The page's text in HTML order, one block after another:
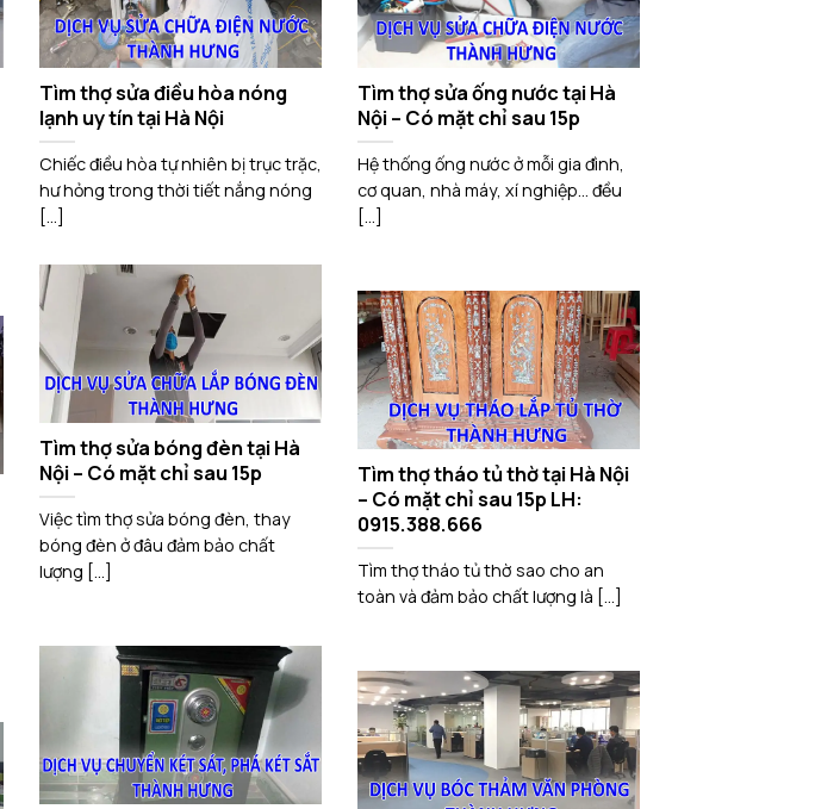
Tìm thợ sửa điều hòa nóng
lạnh uy tín tại Hà Nội
Chiếc điều hòa tự nhiên bị trục trặc,
hư hỏng trong thời tiết nắng nóng
[...]
Tìm thợ sửa ống nước tại Hà
Nội – Có mặt chỉ sau 15p
Hệ thống ống nước ở mỗi gia đình,
cơ quan, nhà máy, xí nghiệp… đều
[...]
Tìm thợ sửa bóng đèn tại Hà
Nội – Có mặt chỉ sau 15p
Việc tìm thợ sửa bóng đèn, thay
bóng đèn ở đâu đảm bảo chất
lượng [...]
Tìm thợ tháo tủ thờ tại Hà Nội
– Có mặt chỉ sau 15p LH:
0915.388.666
Tìm thợ tháo tủ thờ sao cho an
toàn và đảm bảo chất lượng là [...]